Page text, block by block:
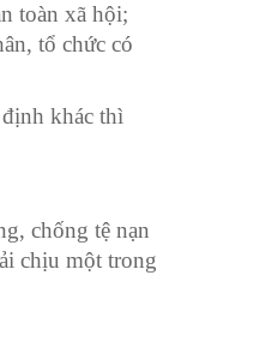
toàn xã hội;
tổ chức có
khác thì
chống tệ nạn
chịu một trong